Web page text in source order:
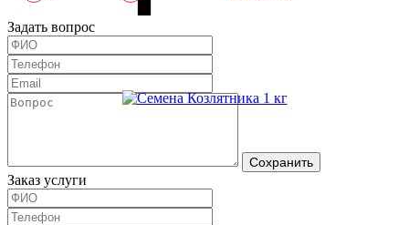
Задать вопрос
Сохранить
Заказ услуги